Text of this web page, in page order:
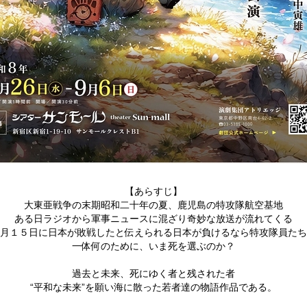
【あらすじ】
大東亜戦争の末期昭和二十年の夏、鹿児島の特攻隊航空基地
ある日ラジオから軍事ニュースに混ざり奇妙な放送が流れてくる
１５日に日本が敗戦したと伝えられる日本が負けるなら特攻隊員た
一体何のために、いま死を選ぶのか？
過去と未来、死にゆく者と残された者
“平和な未来”を願い海に散った若者達の物語作品である。